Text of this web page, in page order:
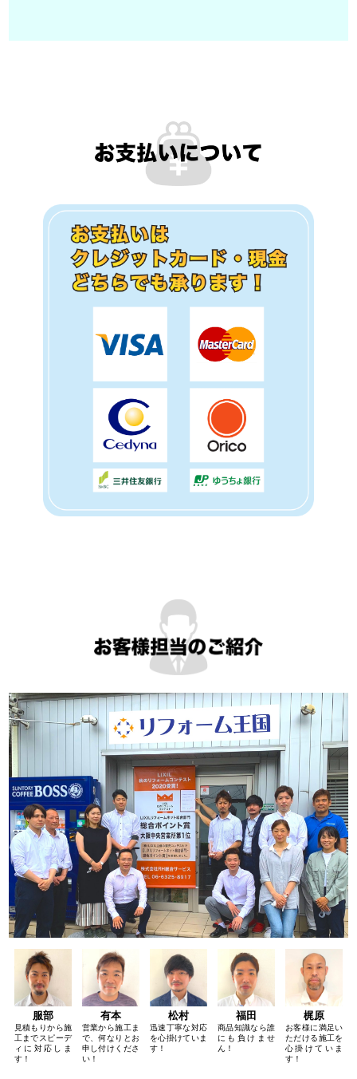
服部
見積もりから施
工までスピーデ
ィに対応しま
す！
有本
営業から施工ま
で、何なりとお
申し付けくださ
い！
松村
迅速丁寧な対応
を心掛けていま
す！
福田
商品知識なら誰
にも負けませ
ん！
梶原
お客様に満足い
ただける施工を
心掛けていま
す！